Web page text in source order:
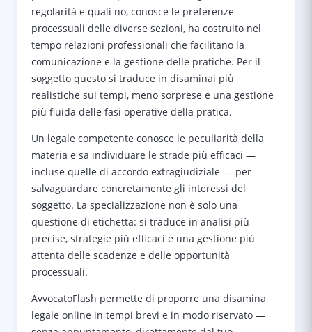
regolarità e quali no, conosce le preferenze
processuali delle diverse sezioni, ha costruito nel
tempo relazioni professionali che facilitano la
comunicazione e la gestione delle pratiche. Per il
soggetto questo si traduce in disaminai più
realistiche sui tempi, meno sorprese e una gestione
più fluida delle fasi operative della pratica.
Un legale competente conosce le peculiarità della
materia e sa individuare le strade più efficaci —
incluse quelle di accordo extragiudiziale — per
salvaguardare concretamente gli interessi del
soggetto. La specializzazione non è solo una
questione di etichetta: si traduce in analisi più
precise, strategie più efficaci e una gestione più
attenta delle scadenze e delle opportunità
processuali.
AvvocatoFlash permette di proporre una disamina
legale online in tempi brevi e in modo riservato —